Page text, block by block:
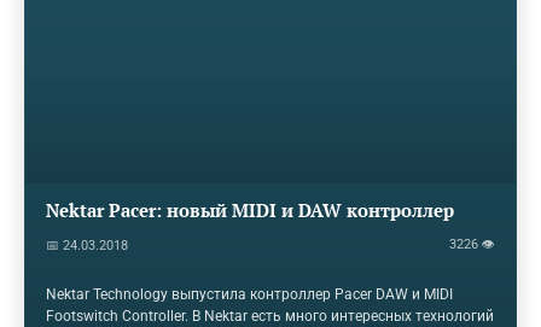
Nektar Pacer: новый MIDI и DAW контроллер
📅 24.03.2018 3226 👁
Nektar Technology выпустила контроллер Pacer DAW и MIDI
Footswitch Controller. В Nektar есть много интересных технологий